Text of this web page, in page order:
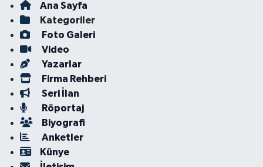
Ana Sayfa
Kategoriler
Foto Galeri
Video
Yazarlar
Firma Rehberi
Seri İlan
Röportaj
Biyografi
Anketler
Künye